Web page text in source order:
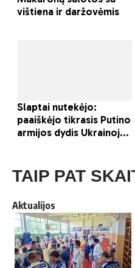
TAIP PAT
Aktualijos